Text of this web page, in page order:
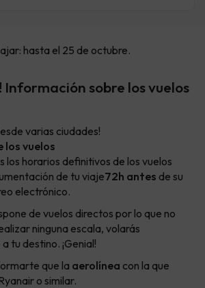
hasta el 25 de octubre.
Información sobre los vuelos
varias ciudades!
los vuelos
los horarios definitivos de los vuelos
de tu viaje72h antes de su
electrónico.
de vuelos directos por lo que no
ninguna escala, volarás
tu destino. ¡Genial!
que la aerolínea con la que
o similar.